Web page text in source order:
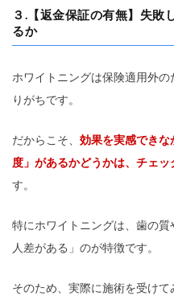
３.【返金保証の有無】失敗
るか
ホワイトニングは保険適用外
りがちです。
だからこそ、 効果を実感でき
度」があるかどうかは、チェ
す。
特にホワイトニングは、歯の
人差がある」のが特徴です。
そのため、実際に施術を受けて